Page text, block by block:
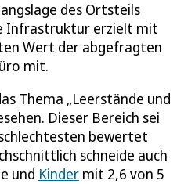
des Ortsteils
Infrastruktur erzielt mit
Wert der abgefragten
mit.
Thema „Leerstände und
Dieser Bereich sei
bewertet
schneide auch
und Kinder mit 2,6 von 5